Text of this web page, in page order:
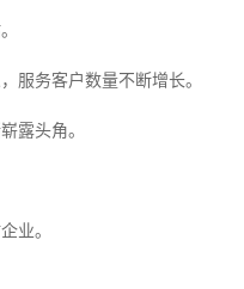
服务客户数量不断增长。
露头角。
业。